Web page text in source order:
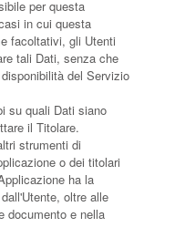
per questa
in cui questa
facoltativi, gli Utenti
tali Dati, senza che
del Servizio
su quali Dati siano
il Titolare.
strumenti di
o dei titolari
ha la
oltre alle
documento e nella